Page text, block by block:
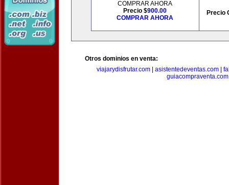
COMPRAR AHORA
Precio $900.00
COMPRAR AHORA
Precio
Otros dominios en venta:
viajarydisfrutar.com| asistentedeventas.com|
guiacompraventa.com